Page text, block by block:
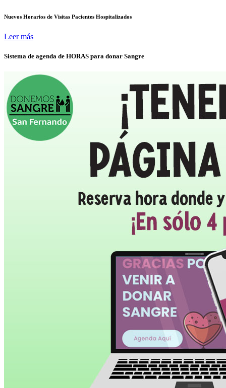
Nuevos Horarios de Visitas Pacientes Hospitalizados
Leer más
Sistema de agenda de HORAS para donar Sangre